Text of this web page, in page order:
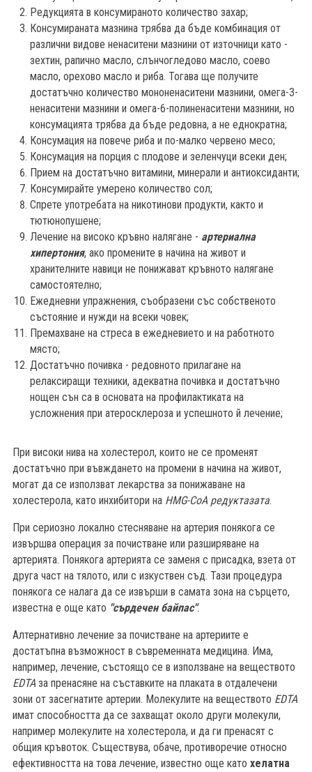
Редукцията в консумираното количество захар;
Консумираната мазнина трябва да бъде комбинация от
различни видове ненаситени мазнини от източници като -
зехтин, рапично масло, слънчогледово масло, соево
масло, орехово масло и риба. Тогава ще получите
достатъчно количество мононенаситени мазнини, омега-3-
ненаситени мазнини и омега-6-полиненаситени мазнини, но
консумацията трябва да бъде редовна, а не еднократна;
Консумация на повече риба и по-малко червено месо;
Консумация на порция с плодове и зеленчуци всеки ден;
Прием на достатъчно витамини, минерали и антиоксиданти;
Консумирайте умерено количество сол;
Спрете употребата на никотинови продукти, както и
тютюнопушене;
Лечение на високо кръвно налягане - артериална
хипертония, ако промените в начина на живот и
хранителните навици не понижават кръвното налягане
самостоятелно;
Ежедневни упражнения, съобразени със собственото
състояние и нужди на всеки човек;
Премахване на стреса в ежедневието и на работното
място;
Достатъчно почивка - редовното прилагане на
релаксиращи техники, адекватна почивка и достатъчно
нощен сън са в основата на профилактиката на
усложнения при атеросклероза и успешното й лечение;
При високи нива на холестерол, които не се променят
достатъчно при въвждането на промени в начина на живот,
могат да се използват лекарства за понижаване на
холестерола, като инхибитори на HMG-CoA редуктазата.
При сериозно локално стесняване на артерия понякога се
извършва операция за почистване или разширяване на
артерията. Понякога артерията се заменя с присадка, взета от
друга част на тялото, или с изкуствен съд. Тази процедура
понякога се налага да се извърши в самата зона на сърцето,
известна е още като "сърдечен байпас".
Алтернативно лечение за почистване на артериите е
достатъпна възможност в съвременната медицина. Има,
например, лечение, състоящо се в използване на веществото
EDTAза пренасяне на съставките на плаката в отдалечени
зони от засегнатите артерии. Молекулите на веществото EDTA
имат способността да се захващат около други молекули,
например молекулите на холестерола, и да ги пренасят с
общия кръвоток. Съществува, обаче, противоречие относно
ефективността на това лечение, известно още като хелатна